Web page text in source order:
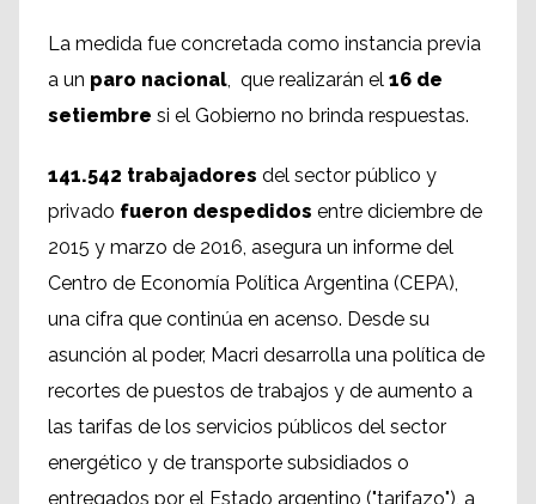
La medida fue concretada como instancia previa
a un paro nacional, que realizarán el 16 de
setiembre si el Gobierno no brinda respuestas.
141.542 trabajadores del sector público y
privado fueron despedidos entre diciembre de
2015 y marzo de 2016, asegura un informe del
Centro de Economía Política Argentina (CEPA),
una cifra que continúa en acenso. Desde su
asunción al poder, Macri desarrolla una política de
recortes de puestos de trabajos y de aumento a
las tarifas de los servicios públicos del sector
energético y de transporte subsidiados o
entregados por el Estado argentino ("tarifazo"), a